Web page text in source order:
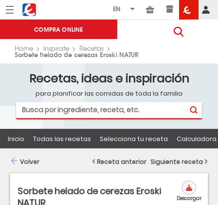
Menú Eroski
COMPRA ONLINE
Home Inspirate Recetas
Sorbete helado de cerezas Eroski NATUR
Recetas, ideas e inspiración
para planificar las comidas de toda la familia
Inicio Todas las recetas Selecciona tu receta
Sorbete helado de cerezas Eroski
Descargar
Volver Receta anterior Siguiente receta